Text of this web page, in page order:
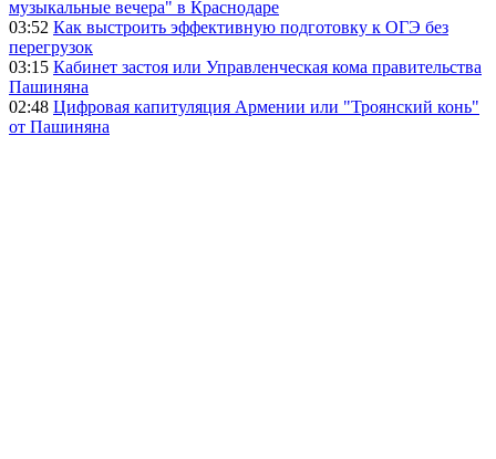
музыкальные вечера" в Краснодаре
03:52 Как выстроить эффективную подготовку к ОГЭ без
перегрузок
03:15 Кабинет застоя или Управленческая кома правительства
Пашиняна
02:48 Цифровая капитуляция Армении или "Троянский конь"
от Пашиняна